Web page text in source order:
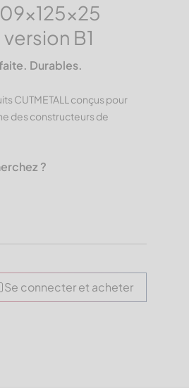
B1
Durables.
CUTMETALL conçus pour
des constructeurs de
?
Se connecter et acheter